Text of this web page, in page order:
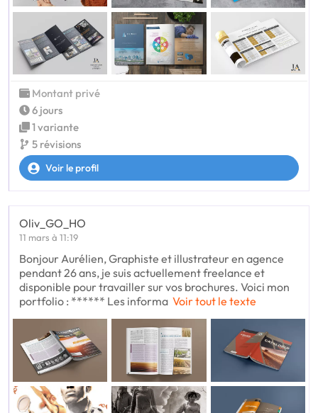
Montant privé
6 jours
1 variante
5 révisions
Voir le profil
Oliv_GO_HO
11 mars à 11:19
Bonjour Aurélien, Graphiste et illustrateur en agence
pendant 26 ans, je suis actuellement freelance et
disponible pour travailler sur vos brochures. Voici mon
portfolio : ****** Les informa Voir tout le texte